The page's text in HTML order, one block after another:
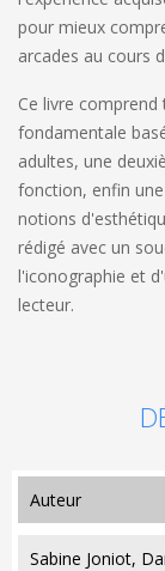
pour mieux
arcades au cours
Ce livre
fondamentale
adultes, une
fonction, enfin
notions
rédigé avec un
l'iconographie et
lecteur.
auteur
Sabine Joniot,